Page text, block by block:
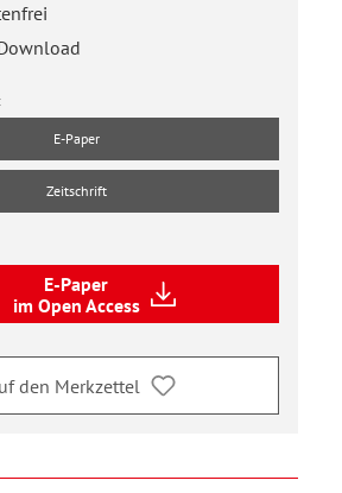
E-Paper
Zeitschrift
E-Paper
im Open Access
den Merkzettel